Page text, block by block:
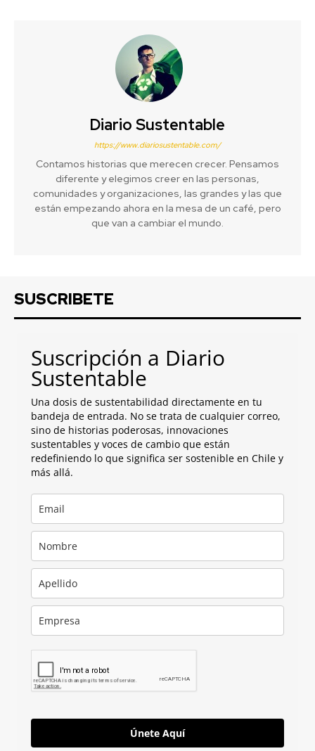
Diario Sustentable
https://www.diariosustentable.com/
Contamos historias que merecen crecer. Pensamos
diferente y elegimos creer en las personas,
comunidades y organizaciones, las grandes y las que
están empezando ahora en la mesa de un café, pero
que van a cambiar el mundo.
SUSCRIBETE
Suscripción a Diario
Sustentable
Una dosis de sustentabilidad directamente en tu
bandeja de entrada. No se trata de cualquier correo,
sino de historias poderosas, innovaciones
sustentables y voces de cambio que están
redefiniendo lo que significa ser sostenible en Chile y
más allá.
Únete Aquí